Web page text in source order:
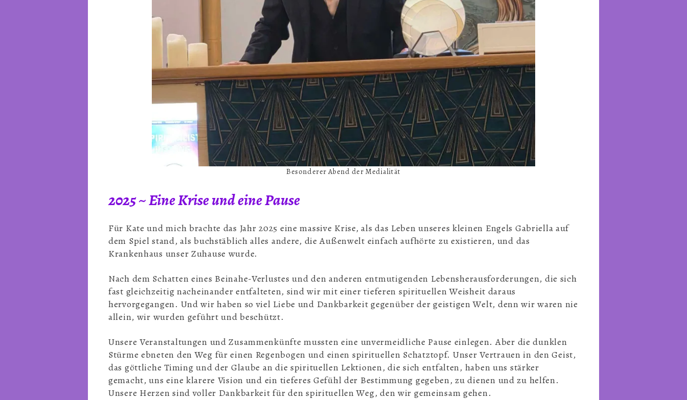
Besonderer Abend der Medialität
2025 ~ Eine Krise und eine Pause
Für Kate und mich brachte das Jahr 2025 eine massive Krise, als das Leben unseres kleinen Engels Gabriella auf
dem Spiel stand, als buchstäblich alles andere, die Außenwelt einfach aufhörte zu existieren, und das
Krankenhaus unser Zuhause wurde.
Nach dem Schatten eines Beinahe-Verlustes und den anderen entmutigenden Lebensherausforderungen, die sich
fast gleichzeitig nacheinander entfalteten, sind wir mit einer tieferen spirituellen Weisheit daraus
hervorgegangen. Und wir haben so viel Liebe und Dankbarkeit gegenüber der geistigen Welt, denn wir waren nie
allein, wir wurden geführt und beschützt.
Unsere Veranstaltungen und Zusammenkünfte mussten eine unvermeidliche Pause einlegen. Aber die dunklen
Stürme ebneten den Weg für einen Regenbogen und einen spirituellen Schatztopf. Unser Vertrauen in den Geist,
das göttliche Timing und der Glaube an die spirituellen Lektionen, die sich entfalten, haben uns stärker
gemacht, uns eine klarere Vision und ein tieferes Gefühl der Bestimmung gegeben, zu dienen und zu helfen.
Unsere Herzen sind voller Dankbarkeit für den spirituellen Weg, den wir gemeinsam gehen.